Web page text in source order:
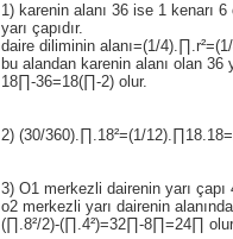
1) karenin alanı 36 ise 1 kenarı
yarı çapıdır.
daire diliminin alanı=(1/
bu alandan karenin alanı olan 36
18∏-36=18(∏-2) olur.
2) (30/360).∏.18²=(1/
3) O1 merkezli dairenin yarı
o2 merkezli yarı dairenin
(∏.8²/2)-(∏.4²)=32∏-8∏=24∏